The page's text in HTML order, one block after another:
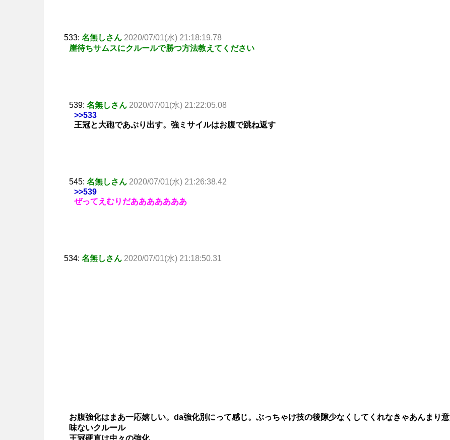
533: 名無しさん 2020/07/01(水) 21:18:19.78
崖待ちサムスにクルールで勝つ方法教えてください
539: 名無しさん 2020/07/01(水) 21:22:05.08
>>533
王冠と大砲であぶり出す。強ミサイルはお腹で跳ね返す
545: 名無しさん 2020/07/01(水) 21:26:38.42
>>539
ぜってえむりだあああああああ
534: 名無しさん 2020/07/01(水) 21:18:50.31
お腹強化はまあ一応嬉しい。da強化別にって感じ。ぶっちゃけ技の後隙少なくしてくれなきゃあんまり意
味ないクルール